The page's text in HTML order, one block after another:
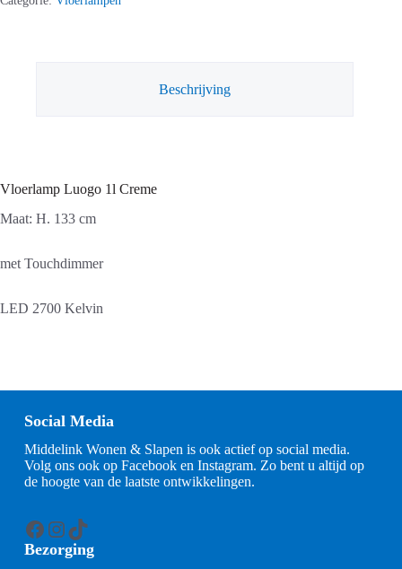
Creme
Beschrijving
Vloerlamp Luogo 1l Creme
Maat: H. 133 cm
met Touchdimmer
LED 2700 Kelvin
Social Media
Middelink Wonen & Slapen is ook actief op social media.
Volg ons ook op Facebook en Instagram. Zo bent u altijd op
de hoogte van de laatste ontwikkelingen.
Facebook
Instagram
TikTok
Bezorging